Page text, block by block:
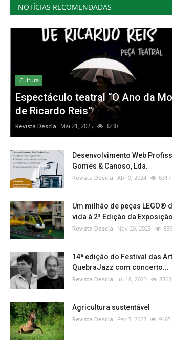
NOTÍCIAS RECOMENDADAS
Cultura
Espectáculo teatral “O Ano da
de Ricardo Reis”
Revista Descla Mai 21, 2025 3230
Desenvolvimento Web
Gomes & Canoso, Lda.
Revista Descla Abr 9, 2024 6317
Um milhão de peças LEGO®
vida à 2ª Edição da
Revista Descla Nov 20, 2023
14ª edição do Festival das
QuebraJazz com concerto...
Revista Descla Jul 18, 2023 8363
Agricultura sustentável
Revista Descla Fev 3, 2023 9465